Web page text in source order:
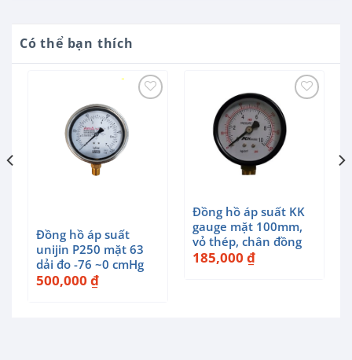
Có thể bạn thích
Đồng hồ áp suất
unijin P250 mặt 63
dải đo -76 ~0 cmHg
500,000 ₫
Đồng hồ áp suất KK
gauge mặt 100mm,
vỏ thép, chân đồng
185,000 ₫